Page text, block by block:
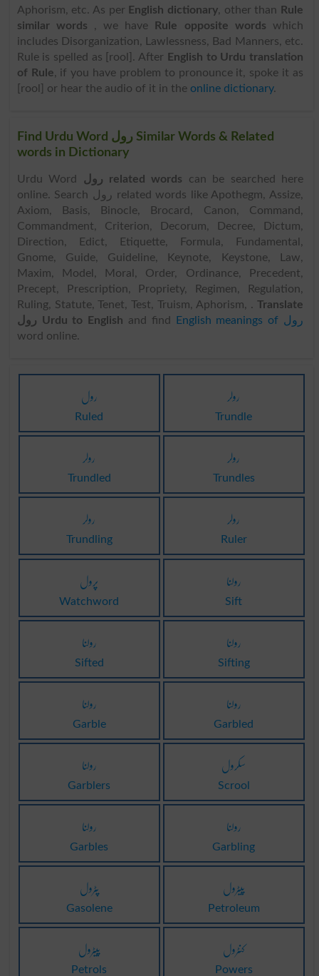
Aphorism, etc. As per English dictionary, other than
Rule
similar words , we have Rule opposite words which
includes Disorganization, Lawlessness, Bad Manners, etc.
Rule is spelled as [rool]. After
English to Urdu translation
of Rule, if you have problem to pronounce it, spoke it as
[rool] or hear the audio of it in the online dictionary.
Find Urdu Word رول Similar Words & Related
words in Dictionary
Urdu Word رول related words can be searched here
online. Search رول related words like Apothegm, Assize,
Axiom, Basis, Binocle, Brocard, Canon, Command,
Commandment, Criterion, Decorum, Decree, Dictum,
Direction, Edict, Etiquette, Formula, Fundamental,
Gnome, Guide, Guideline, Keynote, Keystone, Law,
Maxim, Model, Moral, Order, Ordinance, Precedent,
Precept, Prescription, Propriety, Regimen, Regulation,
Ruling, Statute, Tenet, Test, Truism, Aphorism, . Translate
رول Urdu to English and find
English meanings of رول
word online.
رول
Ruled
رولر
Trundle
رولر
Trundled
رولر
Trundles
رولر
Trundling
رولر
Ruler
پرول
Watchword
رولنا
Sift
رولنا
Sifted
رولنا
Sifting
رولنا
Garble
رولنا
Garbled
رولنا
Garblers
سکرول
Scrool
رولنا
Garbles
رولنا
Garbling
پٹرول
Gasolene
پیٹرول
Petroleum
پیٹرول
Petrols
کنٹرول
Powers